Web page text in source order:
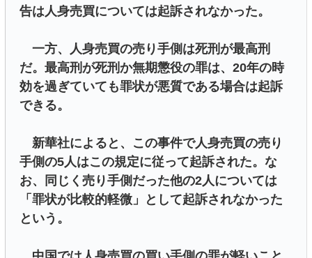
告は人身売買については起訴されなかった。
一方、人身売買の売り手側は死刑が最高刑
だ。最高刑が死刑か無期懲役の罪は、20年の時
効を過ぎていても罪状が悪質である場合は起訴
できる。
新華社によると、この事件で人身売買の売り
手側の5人はこの規定に従って起訴された。な
お、同じく売り手側だった他の2人については
「罪状が比較的軽微」として起訴されなかった
という。